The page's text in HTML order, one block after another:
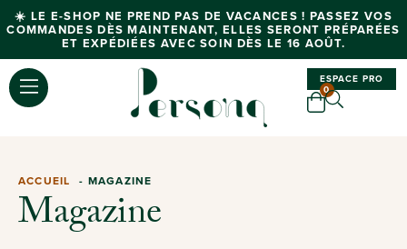
☀️ LE E-SHOP NE PREND PAS DE VACANCES ! PASSEZ VOS
COMMANDES DÈS MAINTENANT, ELLES SERONT PRÉPARÉES
ET EXPÉDIÉES AVEC SOIN DÈS LE 16 AOÛT.
ESPACE PRO
0
ACCUEIL MAGAZINE
Magazine